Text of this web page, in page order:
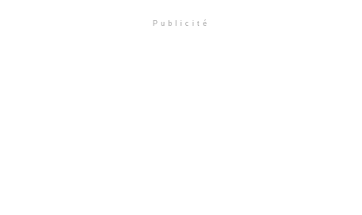
Publicité